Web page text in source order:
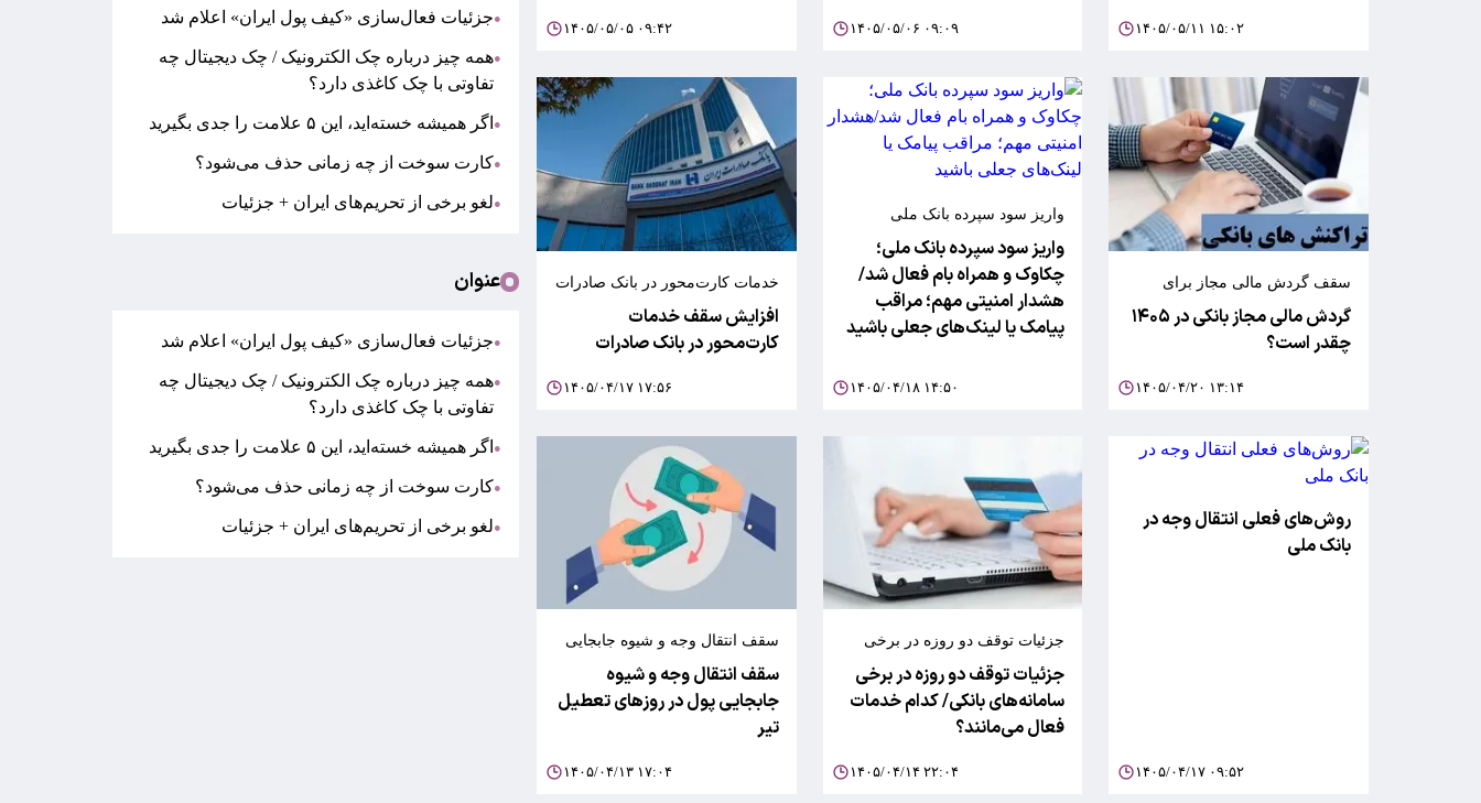
۱۴۰۵/۰۵/۱۱ ۱۵:۰۲ ۱۴۰۵/۰۵/۰۶ ۰۹:۰۹ ۱۴۰۵/۰۵/۰۵ ۰۹:۴۲
سقف گردش مالی مجاز برای
مشاغل مختلف
گردش مالی مجاز بانکی در ۱۴۰۵
چقدر است؟
۱۴۰۵/۰۴/۲۰ ۱۳:۱۴
واریز سود سپرده بانک ملی
واریز سود سپرده بانک ملی؛
چکاوک و همراه بام فعال شد/
هشدار امنیتی مهم؛ مراقب
پیامک یا لینک‌های جعلی باشید
۱۴۰۵/۰۴/۱۸ ۱۴:۵۰
خدمات کارت‌محور در بانک صادرات
افزایش سقف خدمات
کارت‌محور در بانک صادرات
۱۴۰۵/۰۴/۱۷ ۱۷:۵۶
روش‌های فعلی انتقال وجه در
بانک ملی
۱۴۰۵/۰۴/۱۷ ۰۹:۵۲
جزئیات توقف دو روزه در برخی
سامانه‌های بانکی
جزئیات توقف دو روزه در برخی
سامانه‌های بانکی/ کدام خدمات
فعال می‌مانند؟
۱۴۰۵/۰۴/۱۴ ۲۲:۰۴
سقف انتقال وجه و شیوه جابجایی
پول در روز‌های تعطیل تیر
سقف انتقال وجه و شیوه
جابجایی پول در روز‌های تعطیل
تیر
۱۴۰۵/۰۴/۱۳ ۱۷:۰۴
●جزئیات فعال‌سازی «کیف پول ایران» اعلام شد
●همه چیز درباره چک الکترونیک / چک دیجیتال چه
تفاوتی با چک کاغذی دارد؟
● اگر همیشه خسته‌اید، این ۵ علامت را جدی بگیرید
●کارت سوخت از چه زمانی حذف می‌شود؟
●لغو برخی از تحریم‌های ایران + جزئیات
عنوان
●جزئیات فعال‌سازی «کیف پول ایران» اعلام شد
●همه چیز درباره چک الکترونیک / چک دیجیتال چه
تفاوتی با چک کاغذی دارد؟
● اگر همیشه خسته‌اید، این ۵ علامت را جدی بگیرید
●کارت سوخت از چه زمانی حذف می‌شود؟
●لغو برخی از تحریم‌های ایران + جزئیات